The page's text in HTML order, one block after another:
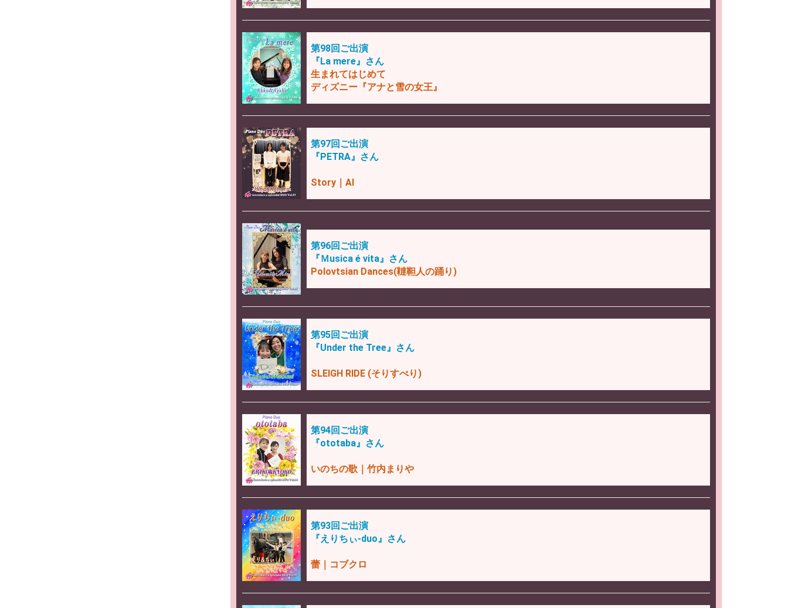
第98回ご出演
『La mere』さん
生まれてはじめて
ディズニー『アナと雪の女王』
第97回ご出演
『PETRA』さん
Story｜AI
第96回ご出演
『Ｍusica é vita』さん
Polovtsian Dances(韃靼人の踊り)
第95回ご出演
『Under the Tree』さん
SLEIGH RIDE (そりすべり)
第94回ご出演
『ototaba』さん
いのちの歌｜竹内まりや
第93回ご出演
『えりちぃ-duo』さん
蕾｜コブクロ